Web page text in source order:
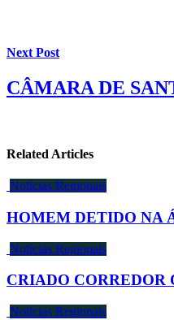
Next Post
CÂMARA DE
Related Articles
Notícias Regionais
HOMEM DETIDO NA
Notícias Regionais
CRIADO CORREDOR
Notícias Regionais